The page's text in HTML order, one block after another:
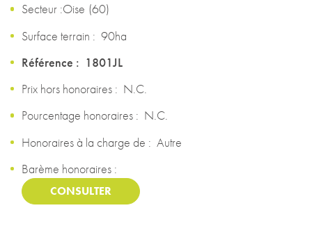
Secteur :Oise (60)
Surface terrain : 90ha
1801JL
Prix hors honoraires : N.C.
Pourcentage honoraires : N.C.
Honoraires à la charge de : Autre
Barème honoraires :
CONSULTER